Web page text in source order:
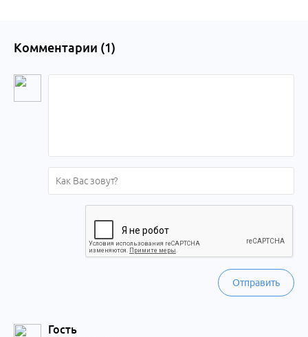
Комментарии (1)
Отправить
Гость